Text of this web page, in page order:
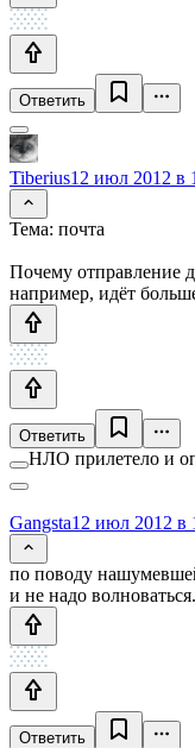
Ответить
Tiberius12 июл 2012 в
Тема: почта
Почему отправление
например, идёт
Ответить
НЛО прилетело и
Gangsta12 июл 2012 в
по поводу
и не надо волноваться.
Ответить